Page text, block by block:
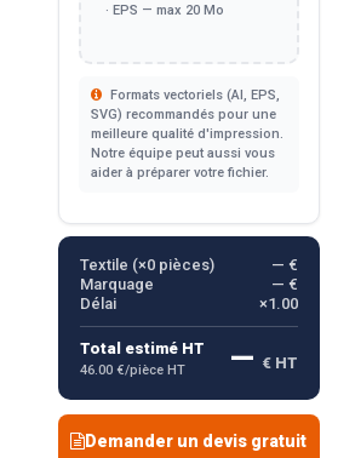
· EPS — max 20 Mo
Formats vectoriels (AI, EPS,
SVG) recommandés pour une
meilleure qualité d'impression.
Notre équipe peut aussi vous
aider à préparer votre fichier.
Textile (×0pièces)
— €
Marquage
— €
Délai
×1.00
Total estimé HT
46.00 €/pièce HT — € HT
Demander un devis gratuit